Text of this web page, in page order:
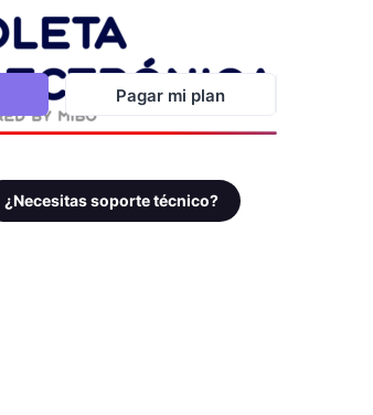
¿Necesitas soporte técnico?
Pagar mi plan